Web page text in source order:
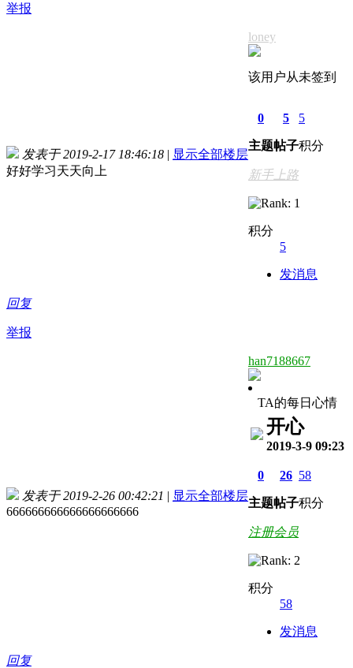
举报
发表于 2019-2-17 18:46:18 | 显示全部楼层
好好学习天天向上
loney
该用户从未签到
0
主题
5
帖子
5
积分
新手上路
积分
5
发消息
回复
举报
发表于 2019-2-26 00:42:21 | 显示全部楼层
666666666666666666666
han7188667
TA的每日心情
开心
2019-3-9 09:23
0
主题
26
帖子
58
积分
注册会员
积分
58
发消息
回复